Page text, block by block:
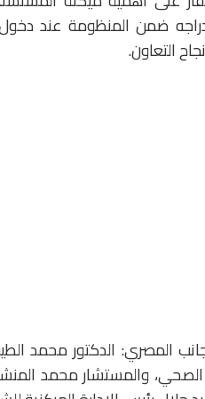
ضمن المنظومة عند
التعاون.
المصري: الدكتور محمد
الصحي، والمستشار محمد